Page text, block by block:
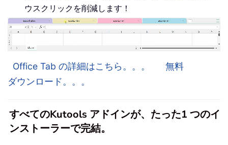
ウスクリックを削減します！
Office Tab の詳細はこちら。。。
無料
ダウンロード。。。
すべてのKutools アドインが、たった1 つのイ
ンストーラーで完結。